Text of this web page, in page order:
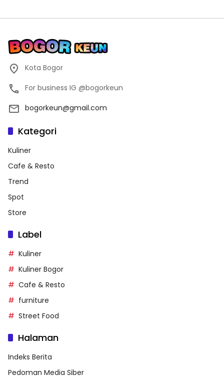
Kota Bogor
For business IG @bogorkeun
bogorkeun@gmail.com
Kategori
Kuliner
Cafe & Resto
Trend
Spot
Store
Label
Kuliner
Kuliner Bogor
Cafe & Resto
furniture
Street Food
Halaman
Indeks Berita
Pedoman Media Siber